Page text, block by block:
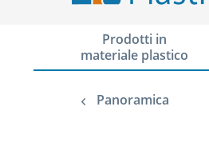
Prodotti in
materiale plastico
Panoramica